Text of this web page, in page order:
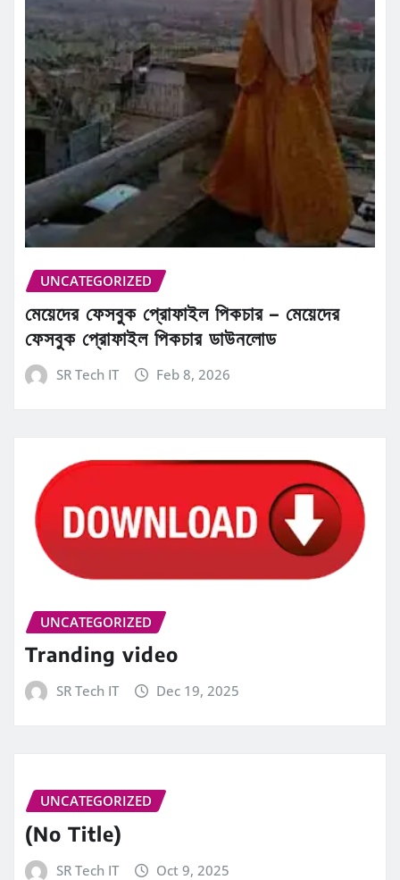
UNCATEGORIZED
মেয়েদের ফেসবুক প্রোফাইল পিকচার – মেয়েদের
ফেসবুক প্রোফাইল পিকচার ডাউনলোড
SR Tech IT Feb 8, 2026
UNCATEGORIZED
Tranding video
SR Tech IT Dec 19, 2025
UNCATEGORIZED
(No Title)
SR Tech IT Oct 9, 2025